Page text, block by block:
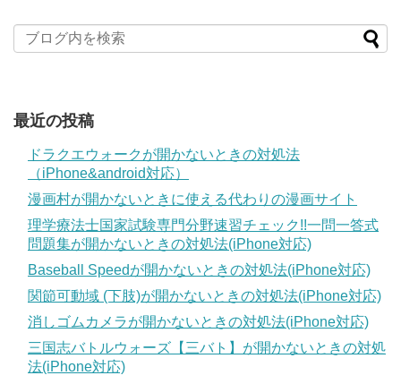
最近の投稿
ドラクエウォークが開かないときの対処法
（iPhone&android対応）
漫画村が開かないときに使える代わりの漫画サイト
理学療法士国家試験専門分野速習チェック!!一問一答式
問題集が開かないときの対処法(iPhone対応)
Baseball Speedが開かないときの対処法(iPhone対応)
関節可動域 (下肢)が開かないときの対処法(iPhone対応)
消しゴムカメラが開かないときの対処法(iPhone対応)
三国志バトルウォーズ【三バト】が開かないときの対処
法(iPhone対応)